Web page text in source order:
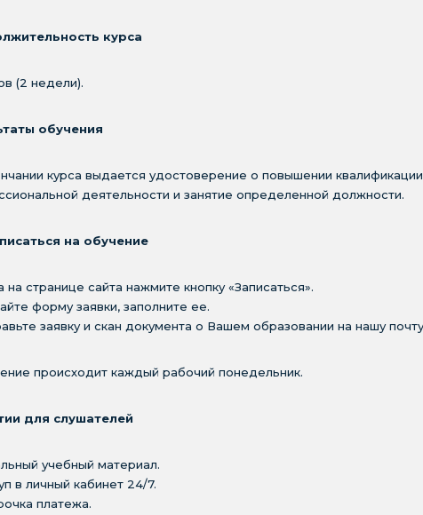
курса
(2 недели).
обучения
курса выдается удостоверение о повышении
деятельности и занятие определенной должности.
на обучение
на странице сайта нажмите кнопку «Записаться».
форму заявки, заполните ее.
заявку и скан документа о Вашем образовании на нашу
происходит каждый рабочий понедельник.
для слушателей
учебный материал.
в личный кабинет 24/7.
платежа.